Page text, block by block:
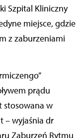
Szpital Kliniczny
miejsce, gdzie
z zaburzeniami
prądu
stosowana w
– wyjaśnia dr
Zaburzeń Rytmu